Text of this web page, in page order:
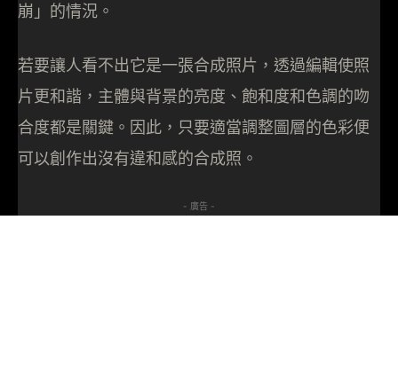
崩」的情況。
若要讓人看不出它是一張合成照片，透過編輯使照
片更和諧，主體與背景的亮度、飽和度和色調的吻
合度都是關鍵。因此，只要適當調整圖層的色彩便
可以創作出沒有違和感的合成照。
- 廣告 -